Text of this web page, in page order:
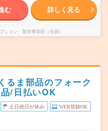
む 詳しく見る
ション 製造事業部（全国）
るま部品のフォーク
/日払いOK
土日祝日が休み WEB登録OK